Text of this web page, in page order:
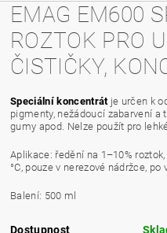
EMAG EM600
ROZTOK PRO
ČISTIČKY,
Speciální koncentrát je určen k
pigmenty, nežádoucí zabarvení a
gumy apod. Nelze použít pro
Aplikace: ředění na 1–10%
°C, pouze v nerezové nádržce,
Balení: 500 ml
Dostupnost